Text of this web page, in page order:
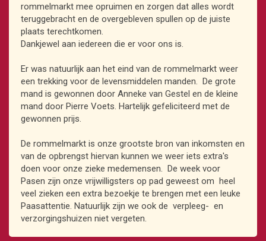
rommelmarkt mee opruimen en zorgen dat alles wordt
teruggebracht en de overgebleven spullen op de juiste
plaats terechtkomen.
Dankjewel aan iedereen die er voor ons is.
Er was natuurlijk aan het eind van de rommelmarkt weer
een trekking voor de levensmiddelen manden. De grote
mand is gewonnen door Anneke van Gestel en de kleine
mand door Pierre Voets. Hartelijk gefeliciteerd met de
gewonnen prijs.
De rommelmarkt is onze grootste bron van inkomsten en
van de opbrengst hiervan kunnen we weer iets extra's
doen voor onze zieke medemensen. De week voor
Pasen zijn onze vrijwilligsters op pad geweest om heel
veel zieken een extra bezoekje te brengen met een leuke
Paasattentie. Natuurlijk zijn we ook de verpleeg- en
verzorgingshuizen niet vergeten.